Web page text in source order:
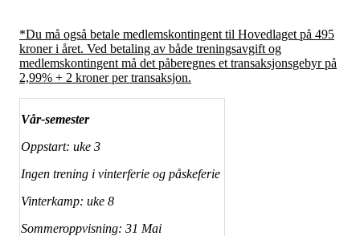
*Du må også betale medlemskontingent til Hovedlaget på 495
kroner i året. Ved betaling av både treningsavgift og
medlemskontingent må det påberegnes et transaksjonsgebyr på
2,99% + 2 kroner per transaksjon.
Vår-semester
Oppstart: uke 3
Ingen trening i vinterferie og påskeferie
Vinterkamp: uke 8
Sommeroppvisning: 31 Mai